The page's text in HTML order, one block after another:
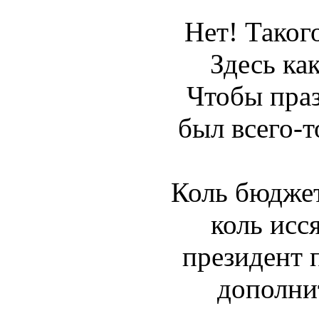
Нет!
Здесь
Чтобы
был всего-
Коль
коль
президент